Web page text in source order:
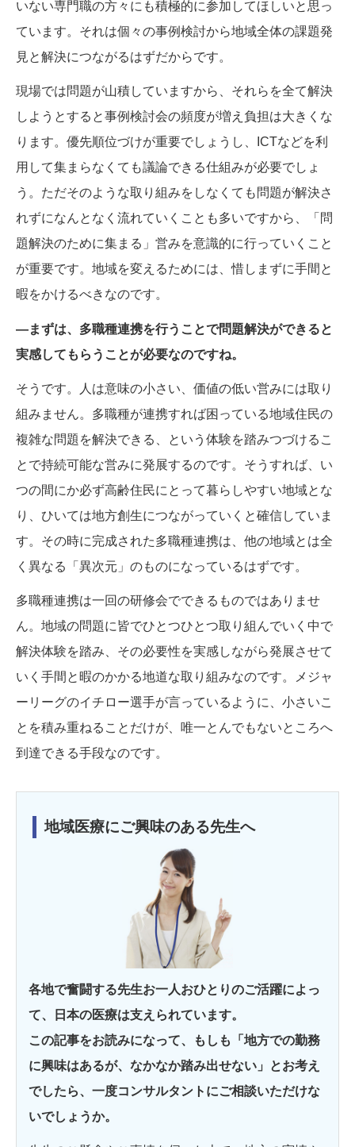
いない専門職の方々にも積極的に参加してほしいと思っ
ています。それは個々の事例検討から地域全体の課題発
見と解決につながるはずだからです。
現場では問題が山積していますから、それらを全て解決
しようとすると事例検討会の頻度が増え負担は大きくな
ります。優先順位づけが重要でしょうし、ICTなどを利
用して集まらなくても議論できる仕組みが必要でしょ
う。ただそのような取り組みをしなくても問題が解決さ
れずになんとなく流れていくことも多いですから、「問
題解決のために集まる」営みを意識的に行っていくこと
が重要です。地域を変えるためには、惜しまずに手間と
暇をかけるべきなのです。
―まずは、多職種連携を行うことで問題解決ができると
実感してもらうことが必要なのですね。
そうです。人は意味の小さい、価値の低い営みには取り
組みません。多職種が連携すれば困っている地域住民の
複雑な問題を解決できる、という体験を踏みつづけるこ
とで持続可能な営みに発展するのです。そうすれば、い
つの間にか必ず高齢住民にとって暮らしやすい地域とな
り、ひいては地方創生につながっていくと確信していま
す。その時に完成された多職種連携は、他の地域とは全
く異なる「異次元」のものになっているはずです。
多職種連携は一回の研修会でできるものではありませ
ん。地域の問題に皆でひとつひとつ取り組んでいく中で
解決体験を踏み、その必要性を実感しながら発展させて
いく手間と暇のかかる地道な取り組みなのです。メジャ
ーリーグのイチロー選手が言っているように、小さいこ
とを積み重ねることだけが、唯一とんでもないところへ
到達できる手段なのです。
地域医療にご興味のある先生へ
各地で奮闘する先生お一人おひとりのご活躍によっ
て、日本の医療は支えられています。
この記事をお読みになって、もしも「地方での勤務
に興味はあるが、なかなか踏み出せない」とお考え
でしたら、一度コンサルタントにご相談いただけな
いでしょうか。